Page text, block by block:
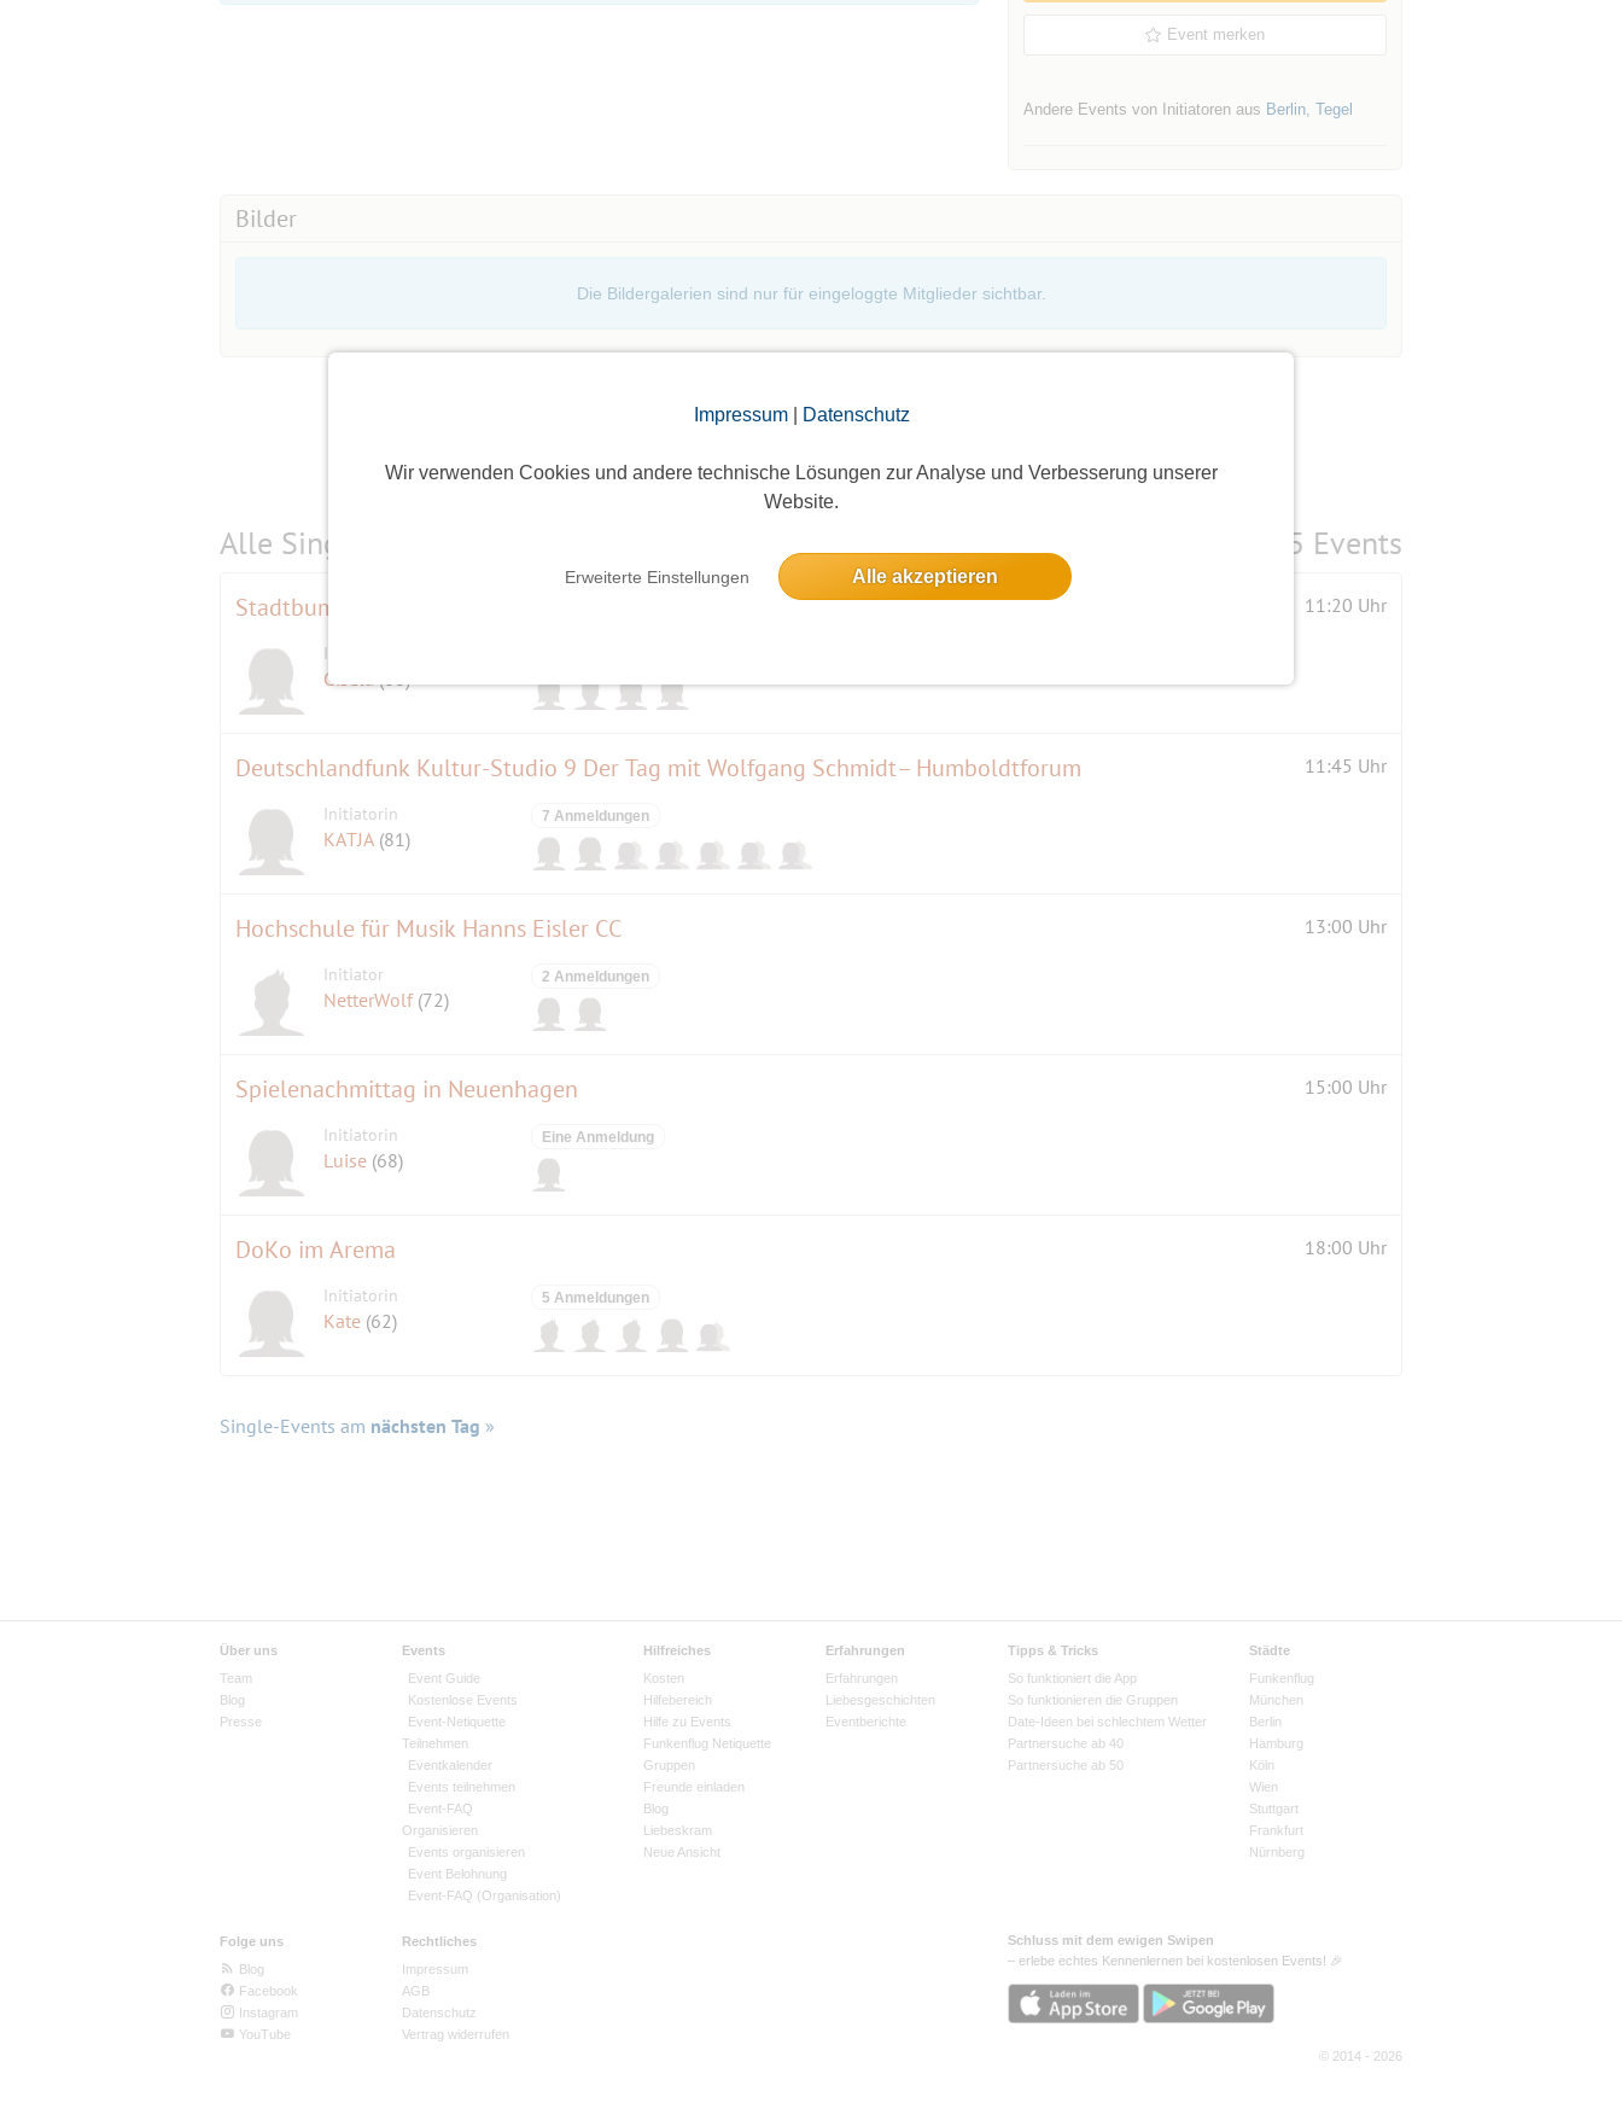
Impressum| Datenschutz
Wir verwenden Cookies und andere technische Lösungen zur Analyse und Verbesserung unserer
Website.
Erweiterte Einstellungen Alle akzeptieren
Event merken
Andere Events von Initiatoren aus Berlin, Tegel
Bilder
Die Bildergalerien sind nur für eingeloggte Mitglieder sichtbar.
Alle Single-Events am 5 Events
Stadtbummel in Greifswald 11:20 Uhr
Initiatorin
Gisela
Deutschlandfunk Kultur-Studio 9 Der Tag mit Wolfgang Schmidt– Humboldtforum 11:45 Uhr
Initiatorin
KATJA (81)
7 Anmeldungen
Hochschule für Musik Hanns Eisler CC 13:00 Uhr
Initiator
NetterWolf (72)
2 Anmeldungen
Spielenachmittag in Neuenhagen 15:00 Uhr
Initiatorin
Luise (68)
Eine Anmeldung
DoKo im Arema 18:00 Uhr
Initiatorin
Kate (62)
5 Anmeldungen
Single-Events am nächsten Tag »
Über uns
Team
Blog
Presse
Events
Event Guide
Kostenlose Events
Event-Netiquette
Teilnehmen
Eventkalender
Events teilnehmen
Event-FAQ
Organisieren
Events organisieren
Event Belohnung
Event-FAQ (Organisation)
Hilfreiches
Kosten
Hilfebereich
Hilfe zu Events
Funkenflug Netiquette
Gruppen
Freunde einladen
Blog
Liebeskram
Neue Ansicht
Erfahrungen
Erfahrungen
Liebesgeschichten
Eventberichte
Tipps & Tricks
So funktioniert die App
So funktionieren die Gruppen
Date-Ideen bei schlechtem Wetter
Partnersuche ab 40
Partnersuche ab 50
Städte
Funkenflug
München
Berlin
Hamburg
Köln
Wien
Stuttgart
Frankfurt
Nürnberg
Folge uns
Blog
Facebook
Instagram
YouTube
Rechtliches
Impressum
AGB
Datenschutz
Vertrag widerrufen
Schluss mit dem ewigen Swipen
– erlebe echtes Kennenlernen bei kostenlosen Events! 🎉
© 2014 - 2026